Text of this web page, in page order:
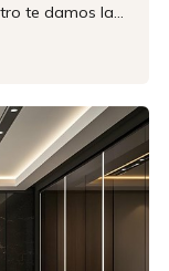
te damos la
del corazón de
tramo final del
privilegiada te
del entorno